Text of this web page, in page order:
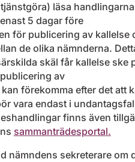
läsa
5 dagar före
för publicering av kallelse
de olika nämnderna.
skäl får kallelse ske
av
förekomma efter det att
vara endast i
finns även
sammanträdesportal.
nämndens sekreterare om